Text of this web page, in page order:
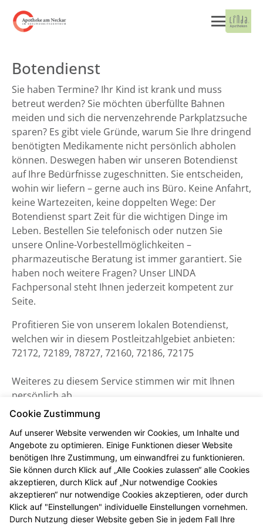
Botendienst
Sie haben Termine? Ihr Kind ist krank und muss
betreut werden? Sie möchten überfüllte Bahnen
meiden und sich die nervenzehrende Parkplatzsuche
sparen? Es gibt viele Gründe, warum Sie Ihre dringend
benötigten Medikamente nicht persönlich abholen
können. Deswegen haben wir unseren Botendienst
auf Ihre Bedürfnisse zugeschnitten. Sie entscheiden,
wohin wir liefern – gerne auch ins Büro. Keine Anfahrt,
keine Wartezeiten, keine doppelten Wege: Der
Botendienst spart Zeit für die wichtigen Dinge im
Leben. Bestellen Sie telefonisch oder nutzen Sie
unsere Online-Vorbestellmöglichkeiten –
pharmazeutische Beratung ist immer garantiert. Sie
haben noch weitere Fragen? Unser LINDA
Fachpersonal steht Ihnen jederzeit kompetent zur
Seite.
Profitieren Sie von unserem lokalen Botendienst,
welchen wir in diesem Postleitzahlgebiet anbieten:
72172, 72189, 78727, 72160, 72186, 72175
Weiteres zu diesem Service stimmen wir mit Ihnen
persönlich ab.
Cookie Zustimmung
Auf unserer Website verwenden wir Cookies, um Inhalte und
Angebote zu optimieren. Einige Funktionen dieser Website
benötigen Ihre Zustimmung, um einwandfrei zu funktionieren.
Sie können durch Klick auf „Alle Cookies zulassen“ alle Cookies
akzeptieren, durch Klick auf „Nur notwendige Cookies
akzeptieren“ nur notwendige Cookies akzeptieren, oder durch
Klick auf "Einstellungen" individuelle Einstellungen vornehmen.
Durch Nutzung dieser Website geben Sie in jedem Fall Ihre